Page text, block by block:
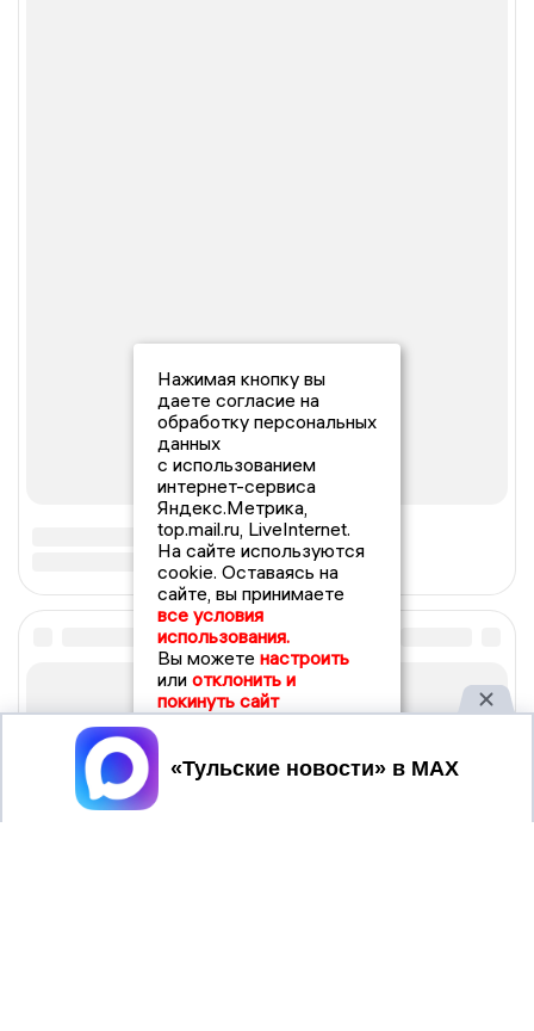
Нажимая кнопку вы
даете согласие на
обработку персональных
данных
с использованием
интернет-сервиса
Яндекс.Метрика,
top.mail.ru, LiveInternet.
На сайте используются
cookie. Оставаясь на
сайте, вы принимаете
все условия
использования.
Вы можете настроить
или отклонить и
покинуть сайт
Принять